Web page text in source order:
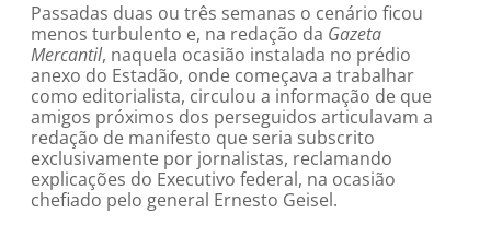
Passadas duas ou três semanas o cenário ficou
menos turbulento e, na redação da Gazeta
Mercantil, naquela ocasião instalada no prédio
anexo do Estadão, onde começava a trabalhar
como editorialista, circulou a informação de que
amigos próximos dos perseguidos articulavam a
redação de manifesto que seria subscrito
exclusivamente por jornalistas, reclamando
explicações do Executivo federal, na ocasião
chefiado pelo general Ernesto Geisel.